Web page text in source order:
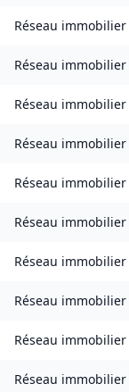
Réseau immobilier
Réseau immobilier
Réseau immobilier
Réseau immobilier
Réseau immobilier
Réseau immobilier
Réseau immobilier
Réseau immobilier
Réseau immobilier
Réseau immobilier